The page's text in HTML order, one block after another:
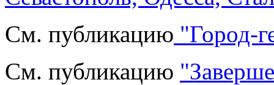
См. публикацию "Город-
См. публикацию